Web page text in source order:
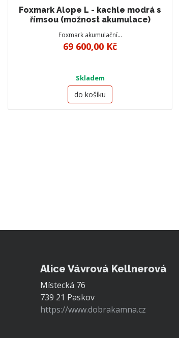
Foxmark Alope L - kachle modrá s
římsou (možnost akumulace)
Foxmark akumulační…
69 600,00 Kč
Skladem
do košíku
Alice Vávrová Kellnerová
Místecká 76
739 21 Paskov
https://www.dobrakamna.cz